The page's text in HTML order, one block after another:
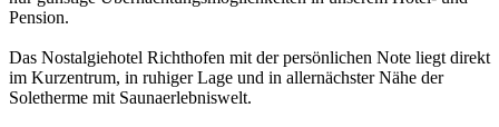
Pension.
Das Nostalgiehotel Richthofen mit der persönlichen Note liegt direkt
im Kurzentrum, in ruhiger Lage und in allernächster Nähe der
Soletherme mit Saunaerlebniswelt.